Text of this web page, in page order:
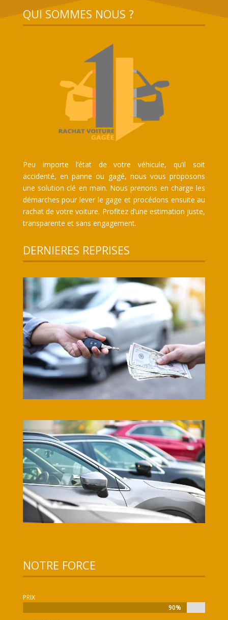
QUI SOMMES NOUS ?
Peu importe l’état de votre véhicule, qu’il soit
accidenté, en panne ou gagé, nous vous proposons
une solution clé en main. Nous prenons en charge les
démarches pour lever le gage et procédons ensuite au
rachat de votre voiture. Profitez d’une estimation juste,
transparente et sans engagement.
DERNIERES REPRISES
NOTRE FORCE
PRIX
90%
90%